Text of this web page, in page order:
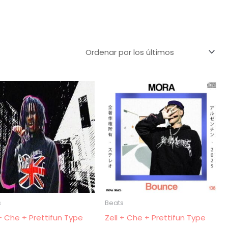
Che + Prettifun Type
Beats
Zell + Che + Prettifun Type